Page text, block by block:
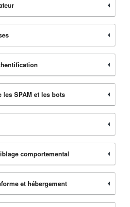
les SPAM et les bots
comportemental
et hébergement